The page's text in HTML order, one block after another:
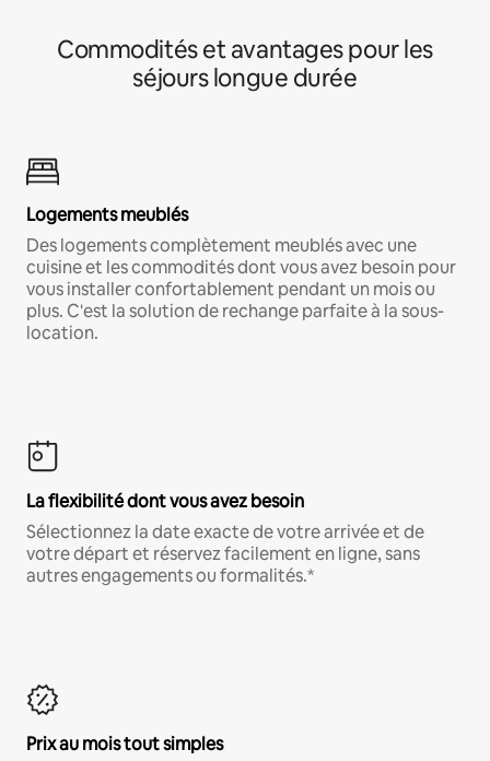
Commodités et avantages pour les
séjours longue durée
Logements meublés
Des logements complètement meublés avec une
cuisine et les commodités dont vous avez besoin pour
vous installer confortablement pendant un mois ou
plus. C'est la solution de rechange parfaite à la sous-
location.
La flexibilité dont vous avez besoin
Sélectionnez la date exacte de votre arrivée et de
votre départ et réservez facilement en ligne, sans
autres engagements ou formalités.*
Prix au mois tout simples